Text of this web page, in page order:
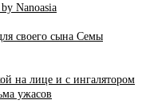
Nanoasia
своего сына Семы
на лице и с ингалятором
ужасов